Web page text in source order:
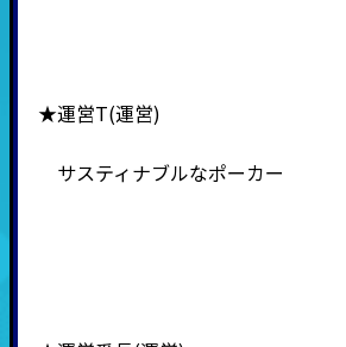
★運営T(運営)
サスティナブルなポーカー